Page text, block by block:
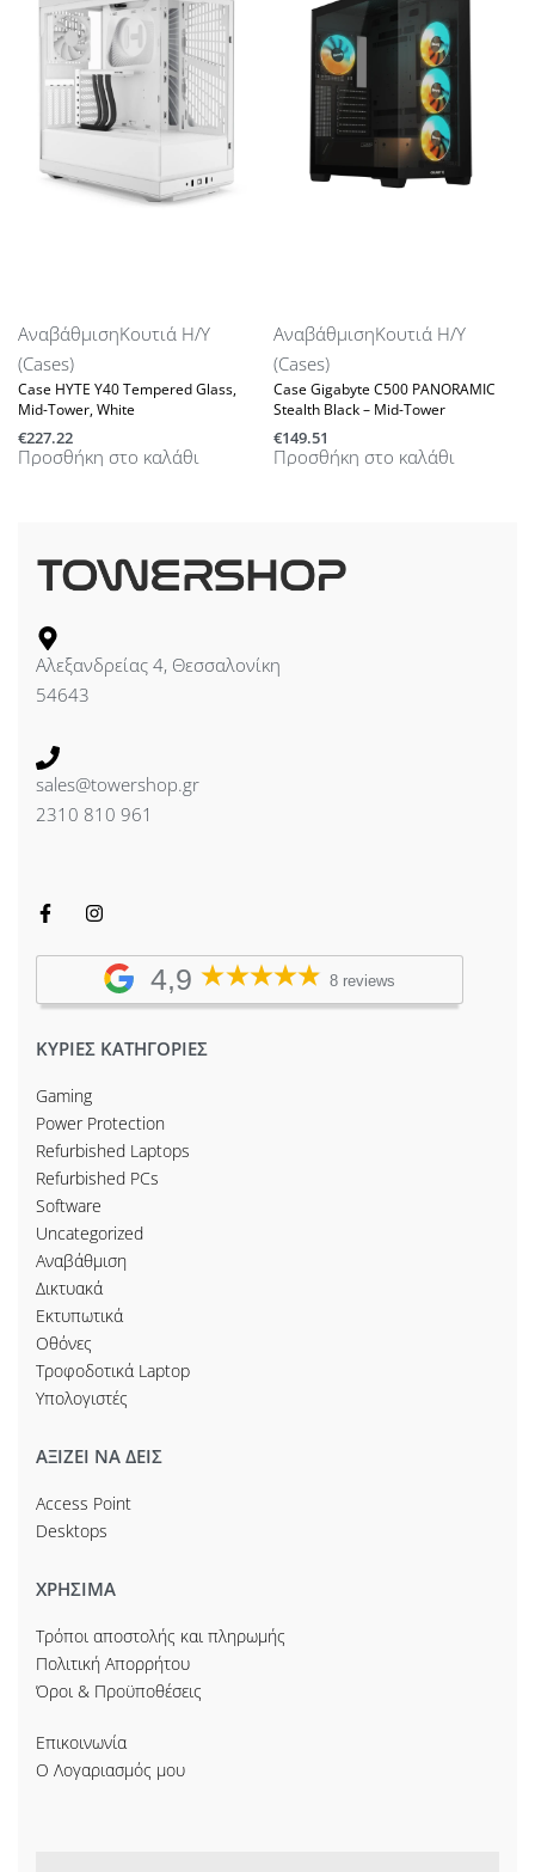
ΑναβάθμισηΚουτιά Η/Υ
(Cases)
Case HYTE Y40 Tempered Glass,
Mid-Tower, White
€227.22
Προσθήκη στο καλάθι
ΑναβάθμισηΚουτιά Η/Υ
(Cases)
Case Gigabyte C500 PANORAMIC
Stealth Black – Mid-Tower
€149.51
Προσθήκη στο καλάθι
Αλεξανδρείας 4, Θεσσαλονίκη
54643
sales@towershop.gr
2310 810 961
4,9 8 reviews
ΚΥΡΙΕΣ ΚΑΤΗΓΟΡΙΕΣ
Gaming
Power Protection
Refurbished Laptops
Refurbished PCs
Software
Uncategorized
Αναβάθμιση
Δικτυακά
Εκτυπωτικά
Οθόνες
Τροφοδοτικά Laptop
Υπολογιστές
ΑΞΙΖΕΙ ΝΑ ΔΕΙΣ
Access Point
Desktops
ΧΡΗΣΙΜΑ
Τρόποι αποστολής και πληρωμής
Πολιτική Απορρήτου
Όροι & Προϋποθέσεις
Επικοινωνία
Ο Λογαριασμός μου